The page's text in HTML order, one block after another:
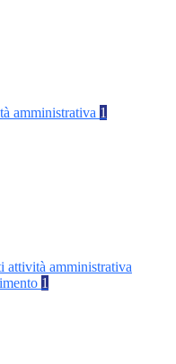
amministrativa 1
attività amministrativa
1